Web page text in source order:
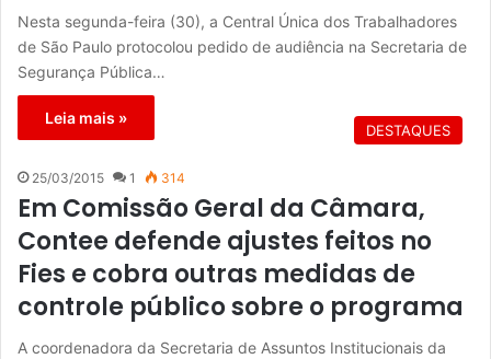
Nesta segunda-feira (30), a Central Única dos Trabalhadores
de São Paulo protocolou pedido de audiência na Secretaria de
Segurança Pública…
Leia mais »
DESTAQUES
25/03/2015 1 314
Em Comissão Geral da Câmara,
Contee defende ajustes feitos no
Fies e cobra outras medidas de
controle público sobre o programa
A coordenadora da Secretaria de Assuntos Institucionais da